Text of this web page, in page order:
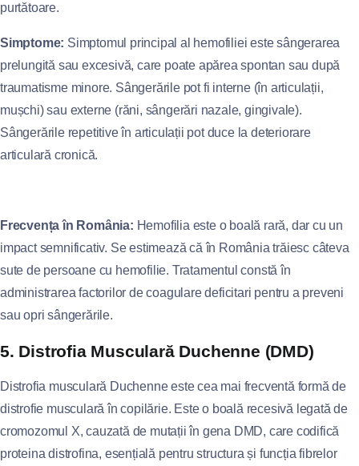
purtătoare.
Simptome: Simptomul principal al hemofiliei este sângerarea
prelungită sau excesivă, care poate apărea spontan sau după
traumatisme minore. Sângerările pot fi interne (în articulații,
mușchi) sau externe (răni, sângerări nazale, gingivale).
Sângerările repetitive în articulații pot duce la deteriorare
articulară cronică.
Frecvența în România: Hemofilia este o boală rară, dar cu un
impact semnificativ. Se estimează că în România trăiesc câteva
sute de persoane cu hemofilie. Tratamentul constă în
administrarea factorilor de coagulare deficitari pentru a preveni
sau opri sângerările.
5. Distrofia Musculară Duchenne (DMD)
Distrofia musculară Duchenne este cea mai frecventă formă de
distrofie musculară în copilărie. Este o boală recesivă legată de
cromozomul X, cauzată de mutații în gena DMD, care codifică
proteina distrofina, esențială pentru structura și funcția fibrelor